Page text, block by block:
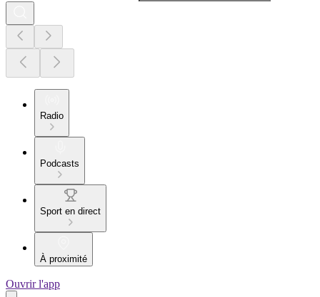
Radio
Podcasts
Sport en direct
À proximité
Ouvrir l'app